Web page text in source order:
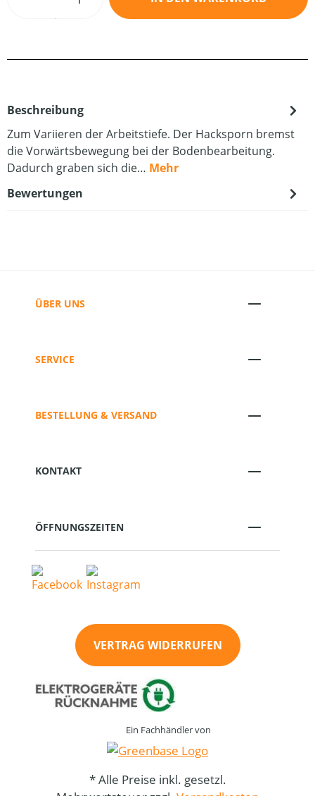
Beschreibung
Zum Variieren der Arbeitstiefe. Der Hacksporn bremst
die Vorwärtsbewegung bei der Bodenbearbeitung.
Dadurch graben sich die… Mehr
Bewertungen
ÜBER UNS
SERVICE
BESTELLUNG & VERSAND
KONTAKT
ÖFFNUNGSZEITEN
VERTRAG WIDERRUFEN
Ein Fachhändler von
* Alle Preise inkl. gesetzl.